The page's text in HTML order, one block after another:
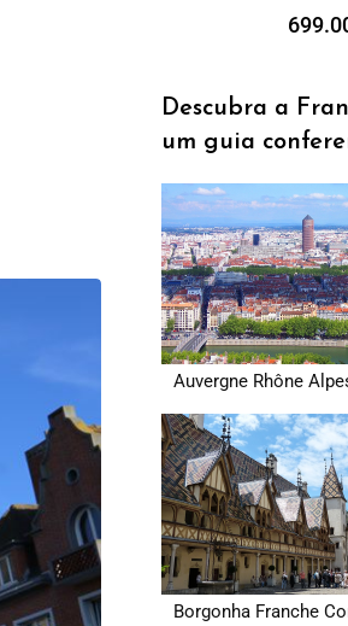
Descubra a
um guia
Auvergne Rhône
Borgonha Franche